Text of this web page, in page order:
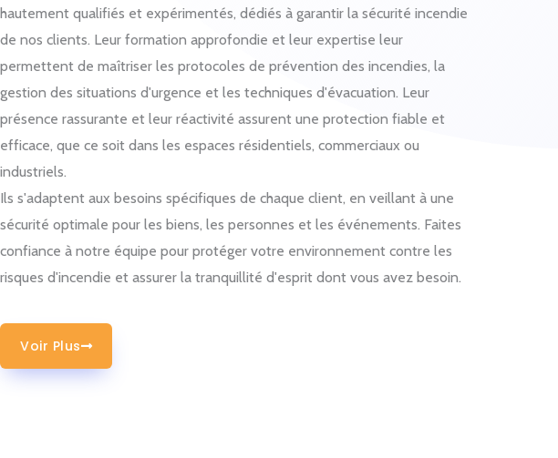
hautement qualifiés et expérimentés, dédiés à garantir la sécurité incendie
de nos clients. Leur formation approfondie et leur expertise leur
permettent de maîtriser les protocoles de prévention des incendies, la
gestion des situations d'urgence et les techniques d'évacuation. Leur
présence rassurante et leur réactivité assurent une protection fiable et
efficace, que ce soit dans les espaces résidentiels, commerciaux ou
industriels.
Ils s'adaptent aux besoins spécifiques de chaque client, en veillant à une
sécurité optimale pour les biens, les personnes et les événements. Faites
confiance à notre équipe pour protéger votre environnement contre les
risques d'incendie et assurer la tranquillité d'esprit dont vous avez besoin.
Voir Plus